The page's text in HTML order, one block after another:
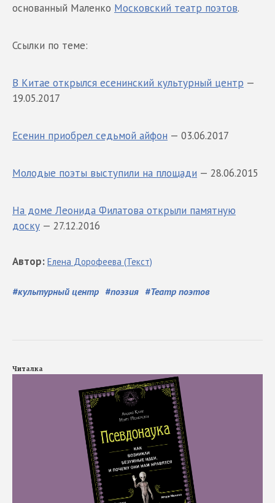
основанный Маленко Московский театр поэтов.
Ссылки по теме:
В Китае открылся есенинский культурный центр —
19.05.2017
Есенин приобрел седьмой айфон — 03.06.2017
Молодые поэты выступили на площади — 28.06.2015
На доме Леонида Филатова открыли памятную
доску — 27.12.2016
#культурный центр #поэзия #Театр поэтов
Автор: Елена Дорофеева (Текст)
Читалка